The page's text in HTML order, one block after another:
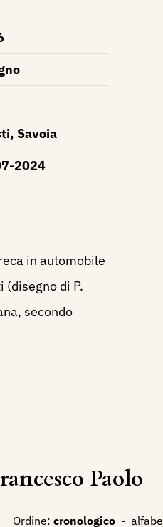
Savoia
2024
in automobile
di P.
secondo
Paolo
Ordine: cronologico -